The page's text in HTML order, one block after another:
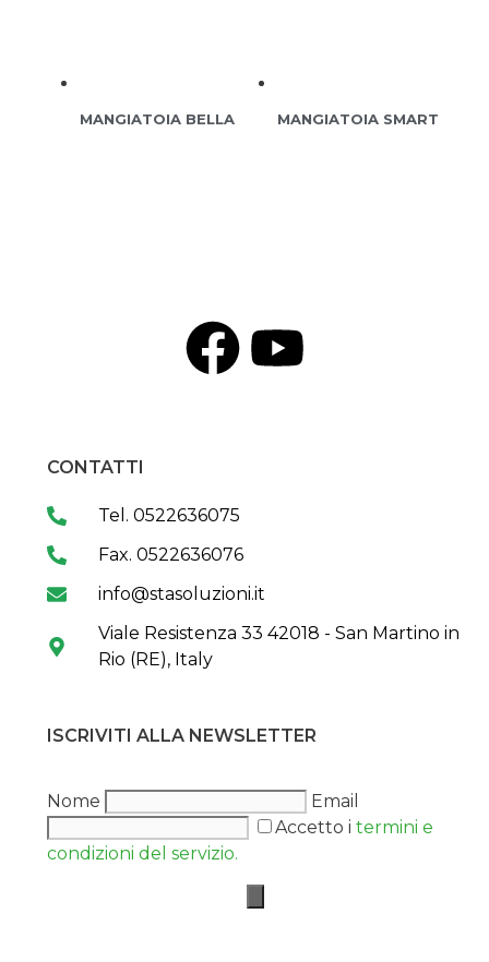
MANGIATOIA BELLA MANGIATOIA SMART
CONTATTI
Tel. 0522636075
Fax. 0522636076
info@stasoluzioni.it
Viale Resistenza 33 42018 - San Martino in
Rio (RE), Italy
ISCRIVITI ALLA NEWSLETTER
Nome
Email
Accetto i termini e
condizioni del servizio.